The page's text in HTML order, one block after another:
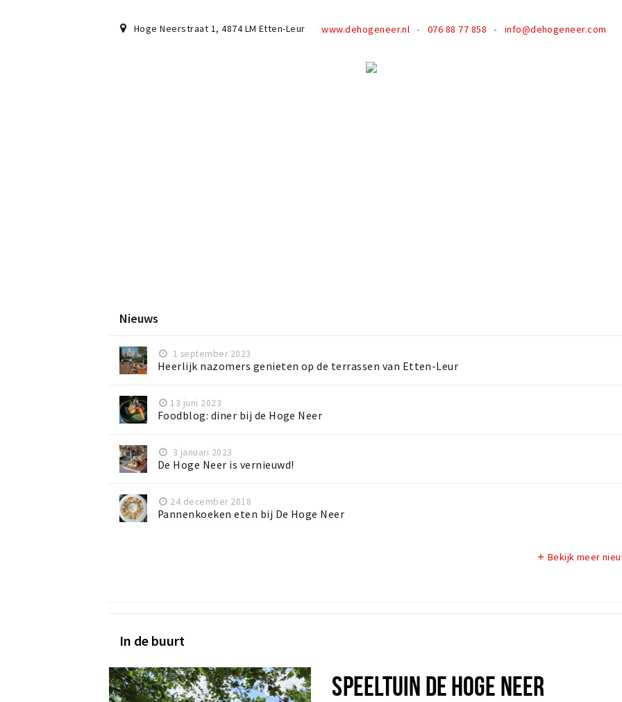
Hoge Neerstraat 1,4874 LM Etten-Leur www.dehogeneer.nl 076 88 77 858 info@dehogeneer.com
Nieuws
1 september 2023
Heerlijk nazomers genieten op de terrassen van Etten-Leur
13 juni 2023
Foodblog: diner bij de Hoge Neer
3 januari 2023
De Hoge Neer is vernieuwd!
24 december 2018
Pannenkoeken eten bij De Hoge Neer
add Bekijk meer
In de buurt
SPEELTUIN DE HOGE NEER